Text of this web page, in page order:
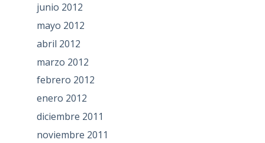
junio 2012
mayo 2012
abril 2012
marzo 2012
febrero 2012
enero 2012
diciembre 2011
noviembre 2011